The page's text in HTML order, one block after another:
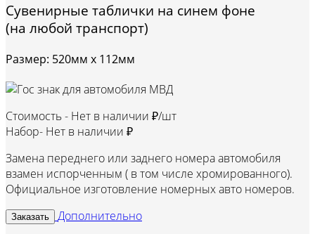
Сувенирные таблички на синем фоне
(на любой транспорт)
Размер: 520мм х 112мм
Стоимость - Нет в наличии ₽/шт
Набор- Нет в наличии ₽
Замена переднего или заднего номера автомобиля
взамен испорченным ( в том числе хромированного).
Официальное изготовление номерных авто номеров.
Заказать Дополнительно